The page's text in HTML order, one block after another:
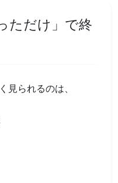
ただけ」で終
見られるのは、